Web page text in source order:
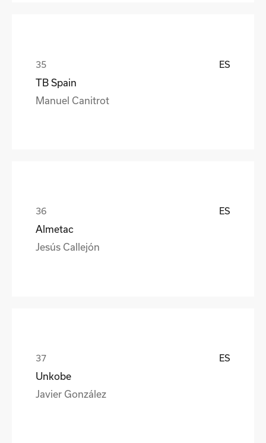
ES
TB Spain
Manuel Canitrot
ES
Almetac
Jesús Callejón
ES
Unkobe
Javier González